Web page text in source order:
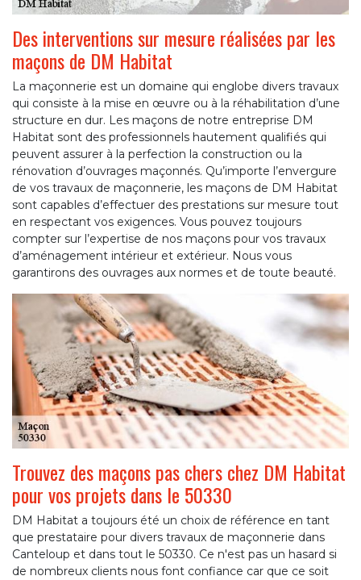
Des interventions sur mesure réalisées par les
maçons de DM Habitat
La maçonnerie est un domaine qui englobe divers travaux
qui consiste à la mise en œuvre ou à la réhabilitation d’une
structure en dur. Les maçons de notre entreprise DM
Habitat sont des professionnels hautement qualifiés qui
peuvent assurer à la perfection la construction ou la
rénovation d’ouvrages maçonnés. Qu’importe l’envergure
de vos travaux de maçonnerie, les maçons de DM Habitat
sont capables d’effectuer des prestations sur mesure tout
en respectant vos exigences. Vous pouvez toujours
compter sur l’expertise de nos maçons pour vos travaux
d’aménagement intérieur et extérieur. Nous vous
garantirons des ouvrages aux normes et de toute beauté.
Trouvez des maçons pas chers chez DM Habitat
pour vos projets dans le 50330
DM Habitat a toujours été un choix de référence en tant
que prestataire pour divers travaux de maçonnerie dans
Canteloup et dans tout le 50330. Ce n'est pas un hasard si
de nombreux clients nous font confiance car que ce soit